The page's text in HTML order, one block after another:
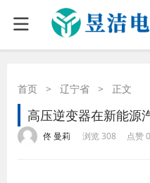
首页 > 辽宁省 > 正文
高压逆变器在新能源
佟 曼莉 浏览 308 点赞 0